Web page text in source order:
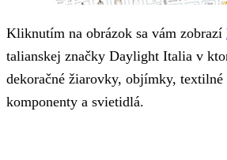
Kliknutím na obrázok sa vám zobrazí
talianskej značky Daylight Italia v
dekoračné žiarovky, objímky, textilné
komponenty a svietidlá.